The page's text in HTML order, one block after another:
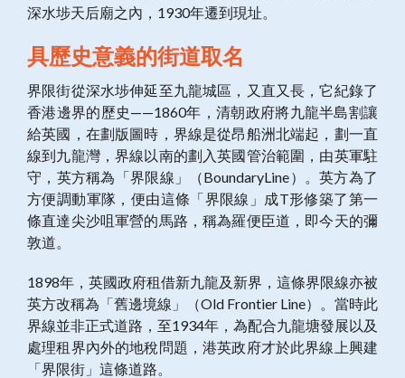
深水埗天后廟之內，1930年遷到現址。
具歷史意義的街道取名
界限街從深水埗伸延至九龍城區，又直又長，它紀錄了
香港邊界的歷史——1860年，清朝政府將九龍半島割讓
給英國，在劃版圖時，界線是從昂船洲北端起，劃一直
線到九龍灣，界線以南的劃入英國管治範圍，由英軍駐
守，英方稱為「界限線」（BoundaryLine）。英方為了
方便調動軍隊，便由這條「界限線」成T形修築了第一
條直達尖沙咀軍營的馬路，稱為羅便臣道，即今天的彌
敦道。
1898年，英國政府租借新九龍及新界，這條界限線亦被
英方改稱為「舊邊境線」（Old Frontier Line）。當時此
界線並非正式道路，至1934年，為配合九龍塘發展以及
處理租界內外的地稅問題，港英政府才於此界線上興建
「界限街」這條道路。